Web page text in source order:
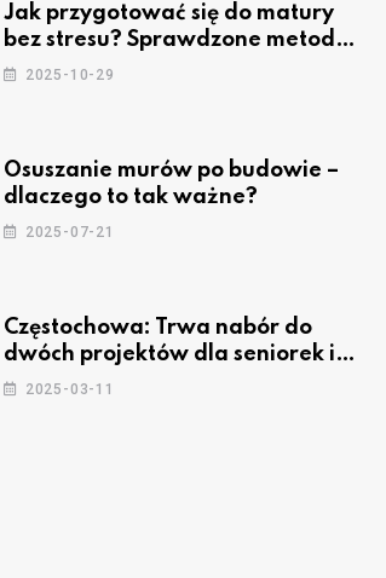
Jak przygotować się do matury
bez stresu? Sprawdzone metody
nauki z kursów w Częstochowie
2025-10-29
Osuszanie murów po budowie –
dlaczego to tak ważne?
2025-07-21
Częstochowa: Trwa nabór do
dwóch projektów dla seniorek i
seniorów
2025-03-11